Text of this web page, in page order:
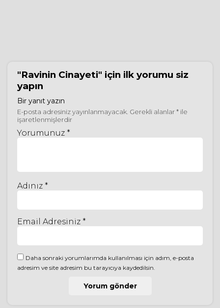
"Ravinin Cinayeti" için ilk yorumu siz
yapın
Bir yanıt yazın
E-posta adresiniz yayınlanmayacak. Gerekli alanlar* ile
işaretlenmişlerdir
Yorumunuz *
Adınız *
Email Adresiniz *
Daha sonraki yorumlarımda kullanılması için adım, e-posta
adresim ve site adresim bu tarayıcıya kaydedilsin.